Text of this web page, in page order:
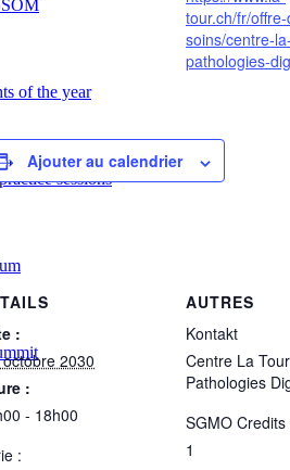
of the year
sessions
tour.ch/fr/
soins/centre-
pathologies-
Ajouter au calendrier
:
2030
:
- 18h00
:
AUTRES
Kontakt
Centre La
Pathologies
SGMO Credits
1